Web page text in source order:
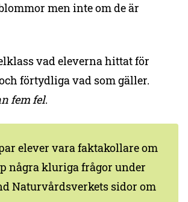
men inte om de är
vad eleverna hittat för
förtydliga vad som gäller.
fem fel.
elever vara faktakollare om
några kluriga frågor under
Naturvårdsverkets sidor om